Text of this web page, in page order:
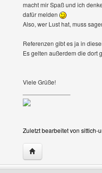
macht mir Spaß und ich
dafür melden
Also, wer Lust hat, muss
Referenzen gibt es ja in
Es gelten außerdem die dort
Viele Grüße!
Zuletzt bearbeitet von sittich-
Website dieses